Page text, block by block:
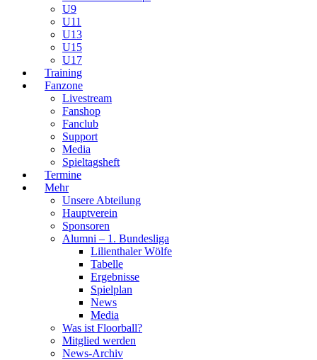
U9
U11
U13
U15
U17
Training
Fanzone
Livestream
Fanshop
Fanclub
Support
Media
Spieltagsheft
Termine
Mehr
Unsere Abteilung
Hauptverein
Sponsoren
Alumni – 1. Bundesliga
Lilienthaler Wölfe
Tabelle
Ergebnisse
Spielplan
News
Media
Was ist Floorball?
Mitglied werden
News-Archiv